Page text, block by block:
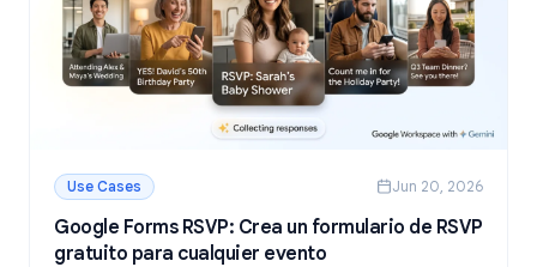
Use Cases Jun 20, 2026
Google Forms RSVP: Crea un formulario de RSVP
gratuito para cualquier evento